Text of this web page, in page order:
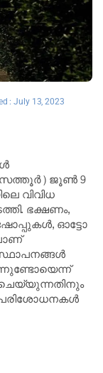
: July 13, 2023
ജൂൺ 9
വിവിധ
ഭക്ഷണം,
ഓട്ടോ
ചെയ്യുന്നതിനും